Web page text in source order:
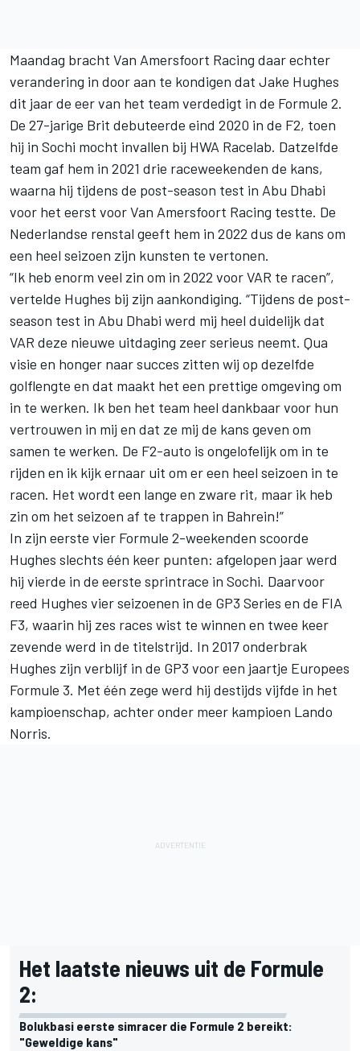
Maandag bracht Van Amersfoort Racing daar echter
verandering in door aan te kondigen dat Jake Hughes
dit jaar de eer van het team verdedigt in de Formule 2.
De 27-jarige Brit debuteerde eind 2020 in de F2, toen
hij in Sochi mocht invallen bij HWA Racelab. Datzelfde
team gaf hem in 2021 drie raceweekenden de kans,
waarna hij tijdens de post-season test in Abu Dhabi
voor het eerst voor Van Amersfoort Racing testte. De
Nederlandse renstal geeft hem in 2022 dus de kans om
een heel seizoen zijn kunsten te vertonen.
“Ik heb enorm veel zin om in 2022 voor VAR te racen”,
vertelde Hughes bij zijn aankondiging. “Tijdens de post-
season test in Abu Dhabi werd mij heel duidelijk dat
VAR deze nieuwe uitdaging zeer serieus neemt. Qua
visie en honger naar succes zitten wij op dezelfde
golflengte en dat maakt het een prettige omgeving om
in te werken. Ik ben het team heel dankbaar voor hun
vertrouwen in mij en dat ze mij de kans geven om
samen te werken. De F2-auto is ongelofelijk om in te
rijden en ik kijk ernaar uit om er een heel seizoen in te
racen. Het wordt een lange en zware rit, maar ik heb
zin om het seizoen af te trappen in Bahrein!”
In zijn eerste vier Formule 2-weekenden scoorde
Hughes slechts één keer punten: afgelopen jaar werd
hij vierde in de eerste sprintrace in Sochi. Daarvoor
reed Hughes vier seizoenen in de GP3 Series en de FIA
F3, waarin hij zes races wist te winnen en twee keer
zevende werd in de titelstrijd. In 2017 onderbrak
Hughes zijn verblijf in de GP3 voor een jaartje Europees
Formule 3. Met één zege werd hij destijds vijfde in het
kampioenschap, achter onder meer kampioen Lando
Norris.
Het laatste nieuws uit de Formule
2:
Bolukbasi eerste simracer die Formule 2 bereikt:
"Geweldige kans"